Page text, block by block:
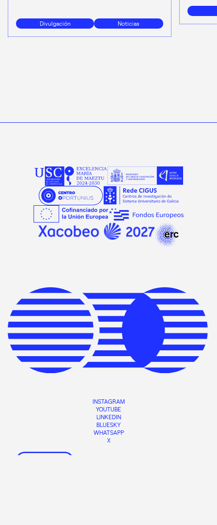
Divulgación Noticias
INSTAGRAM
YOUTUBE
LINKEDIN
BLUESKY
WHATSAPP
X